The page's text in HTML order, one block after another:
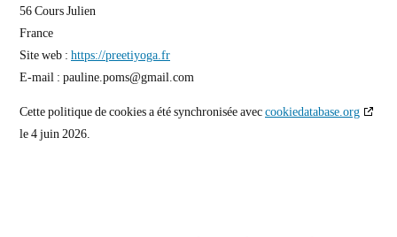
56 Cours Julien
France
Site web : https://preetiyoga.fr
E-mail : pauline.poms@gmail.com
Cette politique de cookies a été synchronisée aveccookiedatabase.org
le 4 juin 2026.